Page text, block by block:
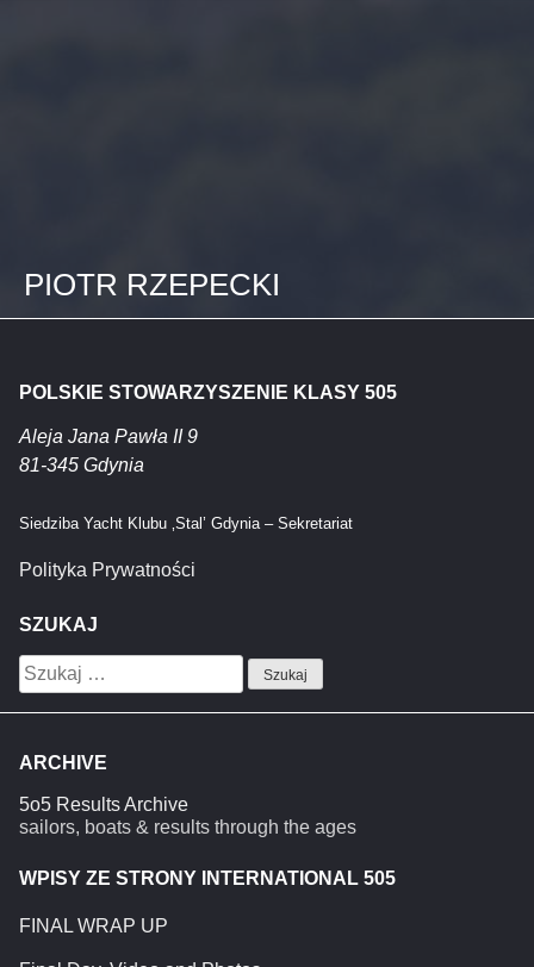
PIOTR RZEPECKI
POLSKIE STOWARZYSZENIE KLASY 505
Aleja Jana Pawła II 9
81-345 Gdynia
Siedziba Yacht Klubu ‚Stal’ Gdynia – Sekretariat
Polityka Prywatności
SZUKAJ
Szukaj:
ARCHIVE
5o5 Results Archive
sailors, boats & results through the ages
WPISY ZE STRONY INTERNATIONAL 505
FINAL WRAP UP